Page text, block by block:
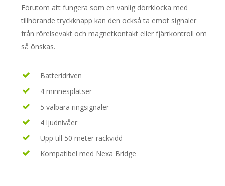
Förutom att fungera som en vanlig dörrklocka med
tillhörande tryckknapp kan den också ta emot signaler
från rörelsevakt och magnetkontakt eller fjärrkontroll om
så önskas.
Batteridriven
4 minnesplatser
5 valbara ringsignaler
4 ljudnivåer
Upp till 50 meter räckvidd
Kompatibel med Nexa Bridge